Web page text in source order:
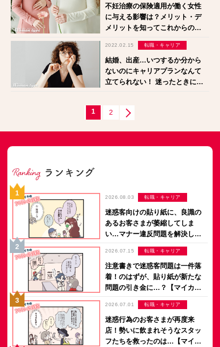
不妊治療の保険適用が働く女性
に与える影響は？メリット・デ
メリットを知ってこれからのラ
2022.02.15 転職・キャリア
結婚、出産…いつするか分から
ないのにキャリアプランなんて
立てられない！ 迷ったときに試
1 2
2026.08.03 転職・キャリア
迷惑客向けの貼り紙に、良識の
あるお客さまが萎縮してしま
い…マナー違反問題を解決した
のは意外なアイデア？【マイカ
のアパレル日記 by ぼのこ】
2026.07.15 転職・キャリア
注意書きで迷惑客問題は一件落
着！のはずが、貼り紙が新たな
問題の引き金に…？【マイカの
アパレル日記 by ぼのこ】
2026.07.01 転職・キャリア
迷惑行為のお客さまが再度来
店！勢いに飲まれそうなスタッ
フたちを救ったのは…【マイカ